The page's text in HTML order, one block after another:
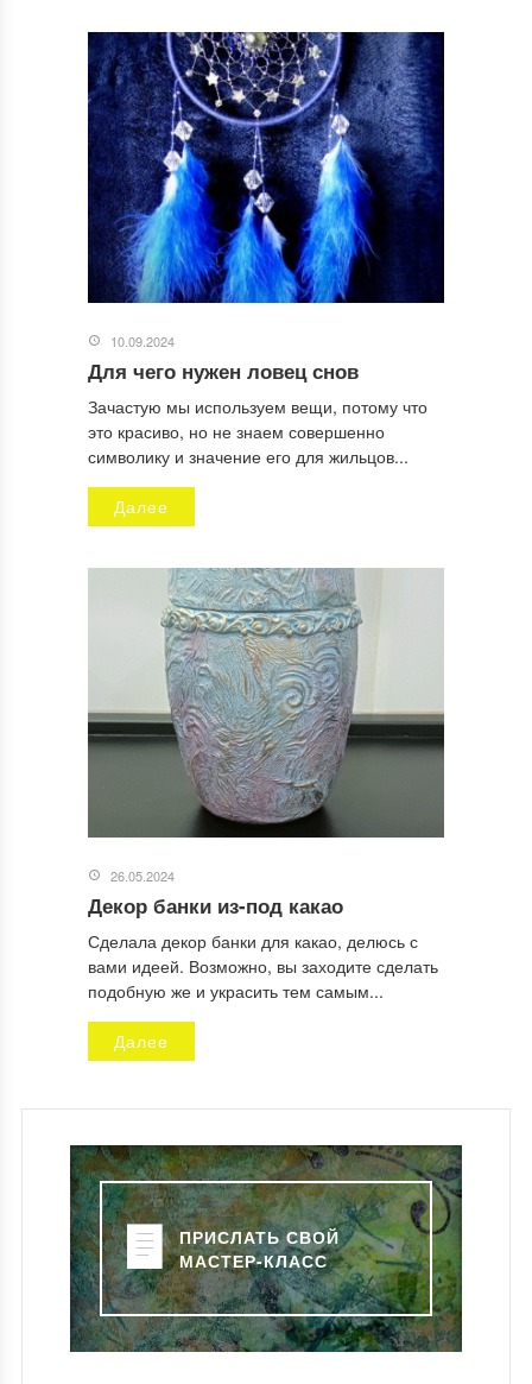
10.09.2024
Для чего нужен ловец снов
Зачастую мы используем вещи, потому что
это красиво, но не знаем совершенно
символику и значение его для жильцов...
Далее
26.05.2024
Декор банки из-под какао
Сделала декор банки для какао, делюсь с
вами идеей. Возможно, вы заходите сделать
подобную же и украсить тем самым...
Далее
ПРИСЛАТЬ СВОЙ
МАСТЕР-КЛАСС